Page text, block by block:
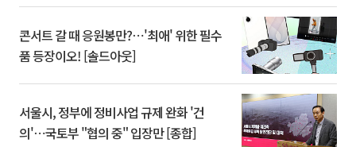
콘서트 갈 때 응원봉만?⋯'최애' 위한 필수
품 등장이오! [솔드아웃]
서울시, 정부에 정비사업 규제 완화 '건
의'⋯국토부 "협의 중" 입장만 [종합]